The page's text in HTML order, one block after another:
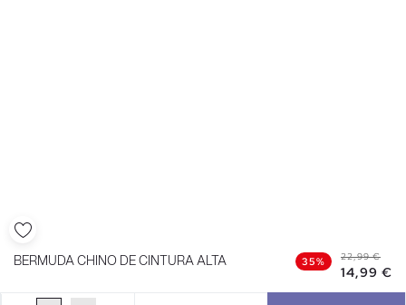
BERMUDA CHINO DE CINTURA ALTA 35% 22,99 €
14,99 €